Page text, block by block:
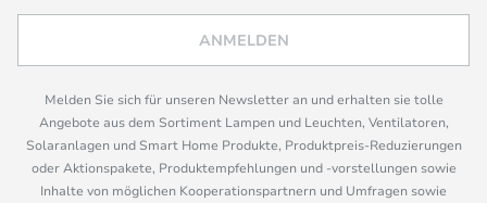
ANMELDEN
Melden Sie sich für unseren Newsletter an und erhalten sie tolle
Angebote aus dem Sortiment Lampen und Leuchten, Ventilatoren,
Solaranlagen und Smart Home Produkte, Produktpreis-Reduzierungen
oder Aktionspakete, Produktempfehlungen und -vorstellungen sowie
Inhalte von möglichen Kooperationspartnern und Umfragen sowie